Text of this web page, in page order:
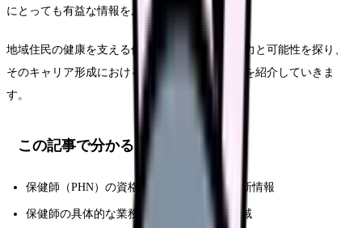
にとっても有益な情報をお届けします。
地域住民の健康を支える保健師という職業の魅力と可能性を探り、
そのキャリア形成における実践的なアプローチを紹介していきま
す。
この記事で分かること
保健師（PHN）の資格概要と取得方法の最新情報
保健師の具体的な業務内容と多様な活動領域